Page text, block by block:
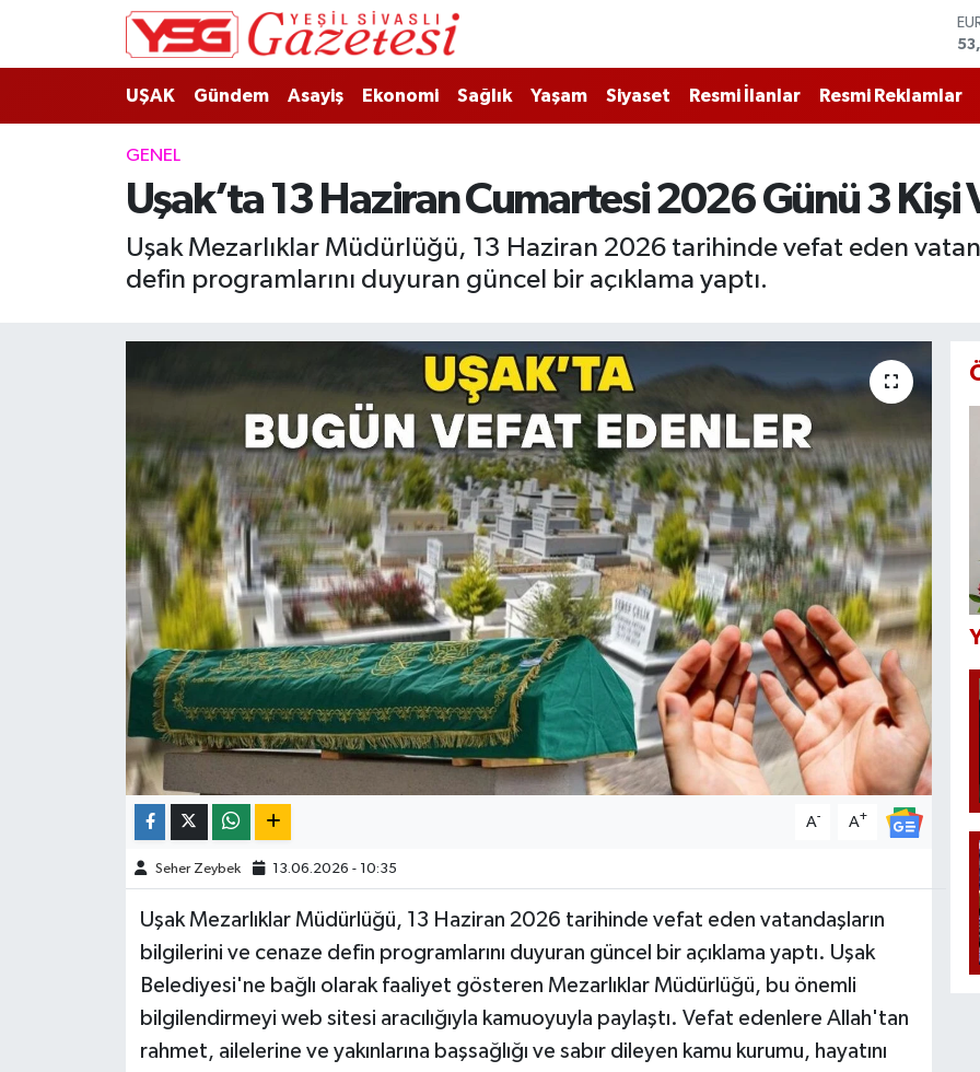
UŞAK Gündem Asayiş Ekonomi Sağlık Yaşam Siyaset Resmi İlanlar Resmi Reklamlar
GENEL
Uşak’ta 13 Haziran Cumartesi 2026 Günü 3 Kişi
Uşak Mezarlıklar Müdürlüğü, 13 Haziran 2026 tarihinde vefat eden
defin programlarını duyuran güncel bir açıklama yaptı.
A- A+
Seher Zeybek 13.06.2026 - 10:35
Uşak Mezarlıklar Müdürlüğü, 13 Haziran 2026 tarihinde vefat eden vatandaşların
bilgilerini ve cenaze defin programlarını duyuran güncel bir açıklama yaptı. Uşak
Belediyesi'ne bağlı olarak faaliyet gösteren Mezarlıklar Müdürlüğü, bu önemli
bilgilendirmeyi web sitesi aracılığıyla kamuoyuyla paylaştı. Vefat edenlere Allah'tan
rahmet, ailelerine ve yakınlarına başsağlığı ve sabır dileyen kamu kurumu, hayatını
Namaz Vakitleri
Trafik Durumu
Haber Arşivi